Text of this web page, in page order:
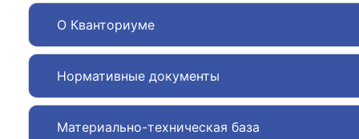
О Кванториуме
Нормативные документы
Материально-техническая база